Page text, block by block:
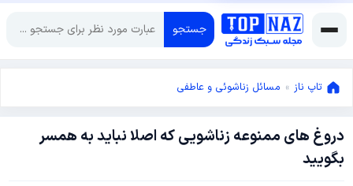
جستجو
تاپ ناز » مسائل زناشوئی و عاطفی
دروغ های ممنوعه زناشویی که اصلا نباید به همسر
بگویید
می